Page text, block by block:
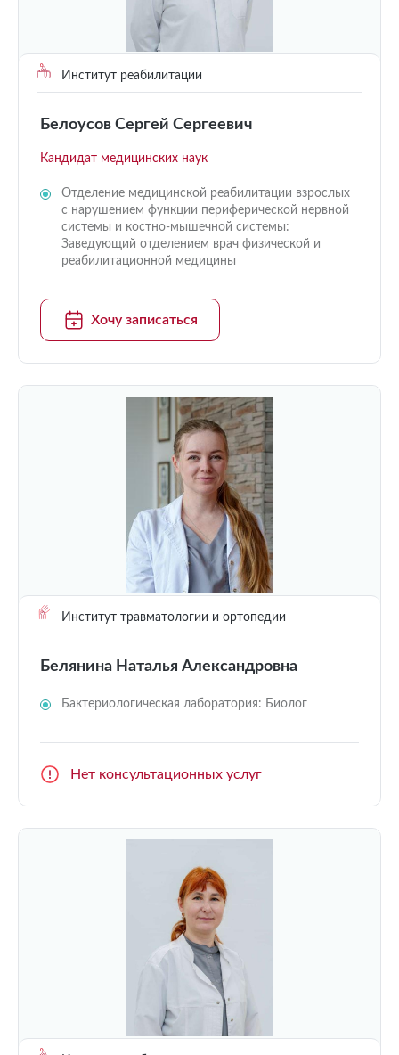
Институт реабилитации
Белоусов Сергей Сергеевич
Кандидат медицинских наук
Отделение медицинской реабилитации взрослых
с нарушением функции периферической нервной
системы и костно-мышечной системы:
Заведующий отделением врач физической и
реабилитационной медицины
Хочу записаться
Институт травматологии и ортопедии
Белянина Наталья Александровна
Бактериологическая лаборатория: Биолог
Нет консультационных услуг